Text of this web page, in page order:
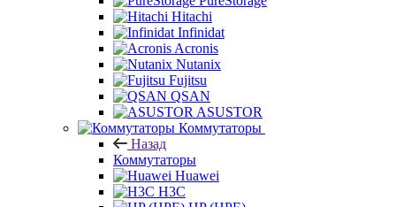
Hitachi
Infinidat
Acronis
Nutanix
Fujitsu
QSAN
ASUSTOR
Коммутаторы
Назад
Коммутаторы
Huawei
H3C